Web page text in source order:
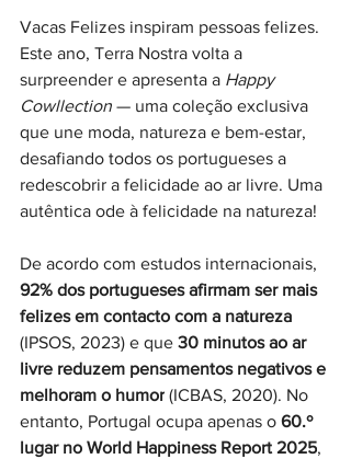
Vacas Felizes inspiram pessoas felizes.
Este ano, Terra Nostra volta a
surpreender e apresenta a Happy
Cowllection — uma coleção exclusiva
que une moda, natureza e bem-estar,
desafiando todos os portugueses a
redescobrir a felicidade ao ar livre. Uma
autêntica ode à felicidade na natureza!
De acordo com estudos internacionais,
92% dos portugueses afirmam ser mais
felizes em contacto com a natureza
(IPSOS, 2023) e que 30 minutos ao ar
livre reduzem pensamentos negativos e
melhoram o humor (ICBAS, 2020). No
entanto, Portugal ocupa apenas o 60.º
lugar no World Happiness Report 2025,